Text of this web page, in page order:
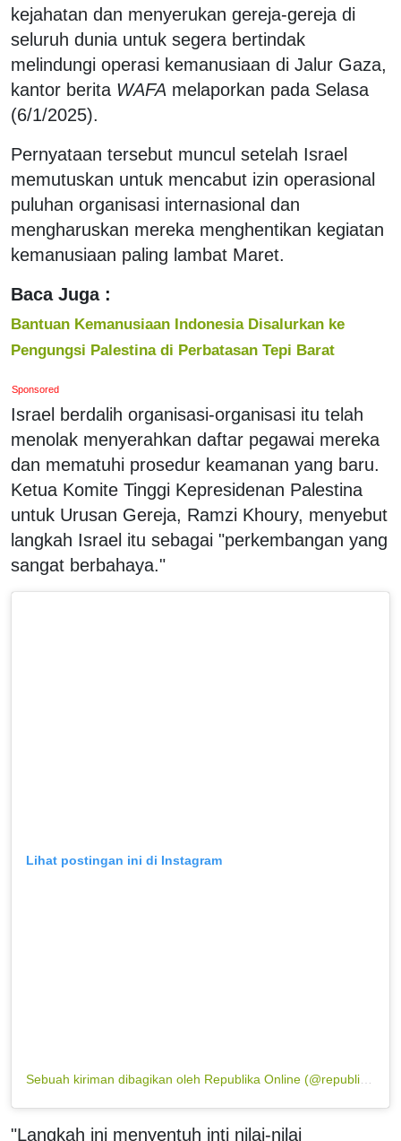
kejahatan dan menyerukan gereja-gereja di
seluruh dunia untuk segera bertindak
melindungi operasi kemanusiaan di Jalur Gaza,
kantor berita WAFA melaporkan pada Selasa
(6/1/2025).
Pernyataan tersebut muncul setelah Israel
memutuskan untuk mencabut izin operasional
puluhan organisasi internasional dan
mengharuskan mereka menghentikan kegiatan
kemanusiaan paling lambat Maret.
Baca Juga :
Bantuan Kemanusiaan Indonesia Disalurkan ke
Pengungsi Palestina di Perbatasan Tepi Barat
Sponsored
Israel berdalih organisasi-organisasi itu telah
menolak menyerahkan daftar pegawai mereka
dan mematuhi prosedur keamanan yang baru.
Ketua Komite Tinggi Kepresidenan Palestina
untuk Urusan Gereja, Ramzi Khoury, menyebut
langkah Israel itu sebagai "perkembangan yang
sangat berbahaya."
Lihat postingan ini di Instagram
Sebuah kiriman dibagikan oleh Republika Online (@republikaonline)
"Langkah ini menyentuh inti nilai-nilai